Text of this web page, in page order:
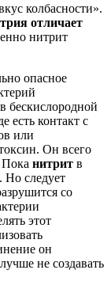
колбасности».
отличает
нитрит
опасное
бескислородной
есть контакт с
или
Он всего
Пока нитрит в
Но следует
со
этот
он
не создавать